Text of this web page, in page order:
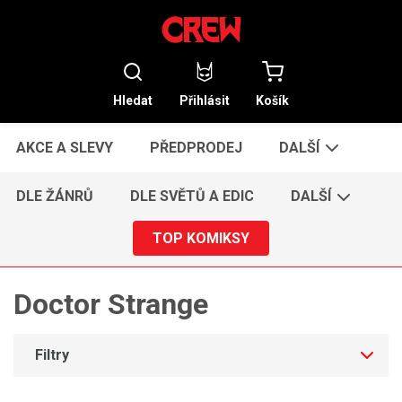
Hledat Přihlásit Košík
AKCE A SLEVY PŘEDPRODEJ DALŠÍ
DLE ŽÁNRŮ DLE SVĚTŮ A EDIC DALŠÍ
TOP KOMIKSY
Doctor Strange
Filtry